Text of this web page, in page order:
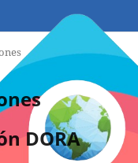
DORA